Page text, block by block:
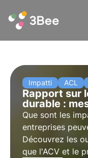
Impatti ACL
Rapport sur
durable :
Que sont les
entreprises
Découvrez les
que l'ACV et le